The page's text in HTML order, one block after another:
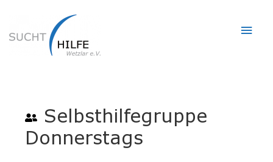
Selbsthilfegruppe
Donnerstags